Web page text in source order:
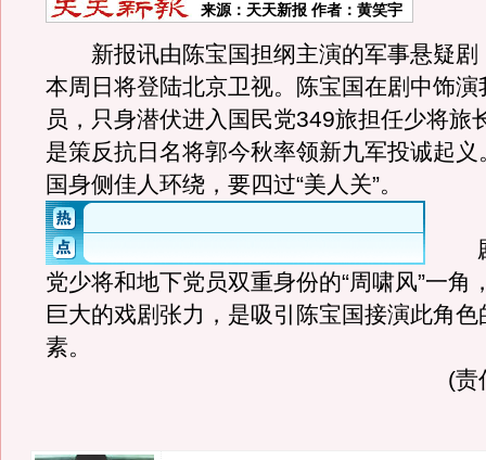
来源： 天天新报作者：黄笑宇
新报讯由陈宝国担纲主演的军事悬疑剧
本周日将登陆北京卫视。陈宝国在剧中饰演
员，只身潜伏进入国民党349旅担任少将旅
是策反抗日名将郭今秋率领新九军投诚起义
国身侧佳人环绕，要四过“美人关”。
剧
党少将和地下党员双重身份的“周啸风”一角
巨大的戏剧张力，是吸引陈宝国接演此角色
素。
(责